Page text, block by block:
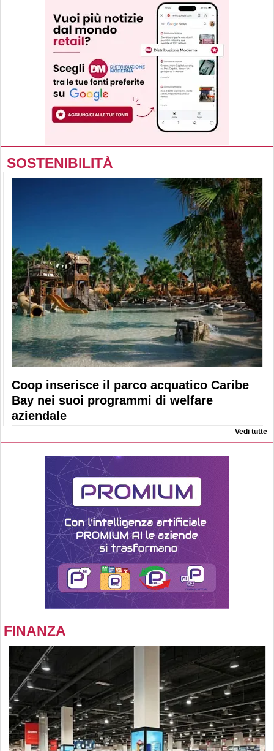
SOSTENIBILITÀ
Coop inserisce il parco acquatico Caribe
Bay nei suoi programmi di welfare
aziendale
Vedi tutte
FINANZA